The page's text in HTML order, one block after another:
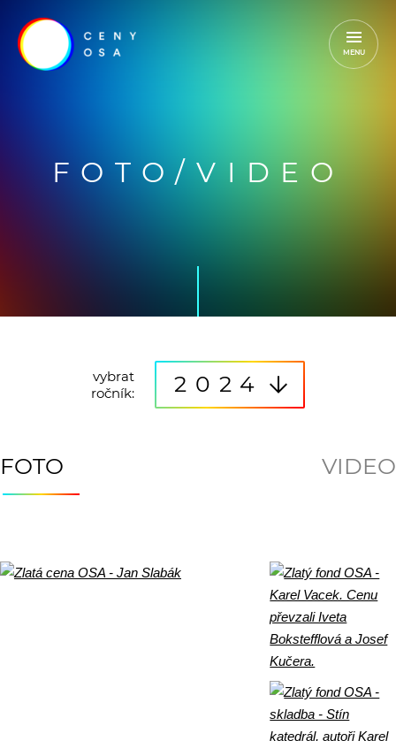
MENU
FOTO/VIDEO
vybrat
ročník:
2024
FOTO VIDEO